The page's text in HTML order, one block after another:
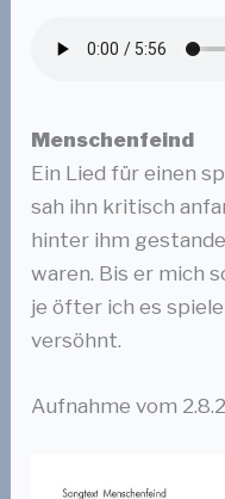
Menschenfeind
Ein Lied für einen
sah ihn kritisch
hinter ihm
waren. Bis er mich
je öfter ich es
versöhnt.
Aufnahme vom